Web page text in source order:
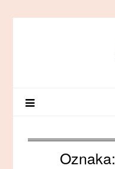
Oznaka: